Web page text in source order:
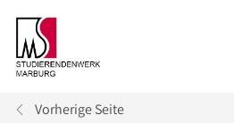
Vorherige Seite